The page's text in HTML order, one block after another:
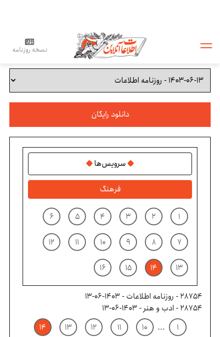
نسخه روزنامه
دانلود رایگان
سرویس‌ها
فرهنگ
۱ ۲ ۳ ۴ ۵ ۶
۷ ۸ ۹ ۱۰ ۱۱ ۱۲
۱۳ ۱۴ ۱۵ ۱۶
28754 - روزنامه اطلاعات - ۱۴۰۳-۰۶-۱۳
28754 - ادب و هنر - ۱۴۰۳-۰۶-۱۳
۱
... ۱۰ ۱۱ ۱۲ ۱۳ ۱۴